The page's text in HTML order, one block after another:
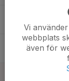
19:15
Nya
Vi
webbplats
även för